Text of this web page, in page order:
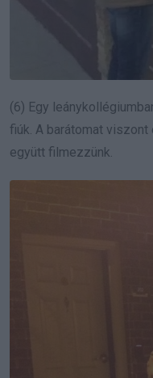
(6) Egy
fiúk. A barátomat
együtt filmezzünk.